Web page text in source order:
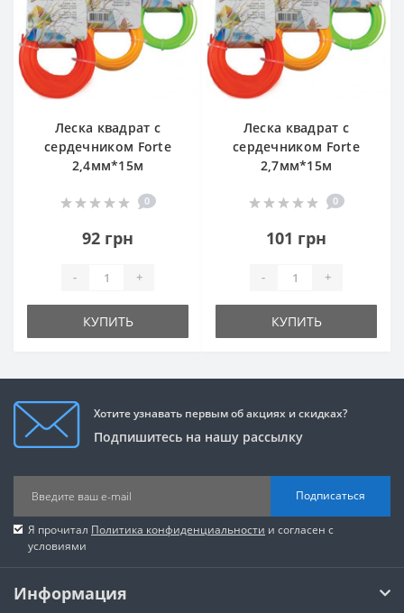
Леска квадрат с
сердечником Forte
2,4мм*15м
0
92 грн
- +
КУПИТЬ
Леска квадрат с
сердечником Forte
2,7мм*15м
0
101 грн
- +
КУПИТЬ
Хотите узнавать первым об акциях и скидках?
Подпишитесь на нашу рассылку
Подписаться
Я прочитал Политика конфиденциальности и согласен с
условиями
Информация